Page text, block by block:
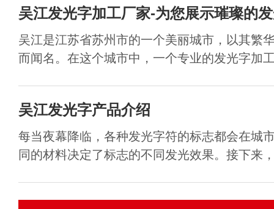
吴江发光字加工厂家-为您展示璀璨的
吴江是江苏省苏州市的一个美丽城市，以其繁
而闻名。在这个城市中，一个专业的发光字加
吴江发光字产品介绍
每当夜幕降临，各种发光字符的标志都会在城
同的材料决定了标志的不同发光效果。接下来